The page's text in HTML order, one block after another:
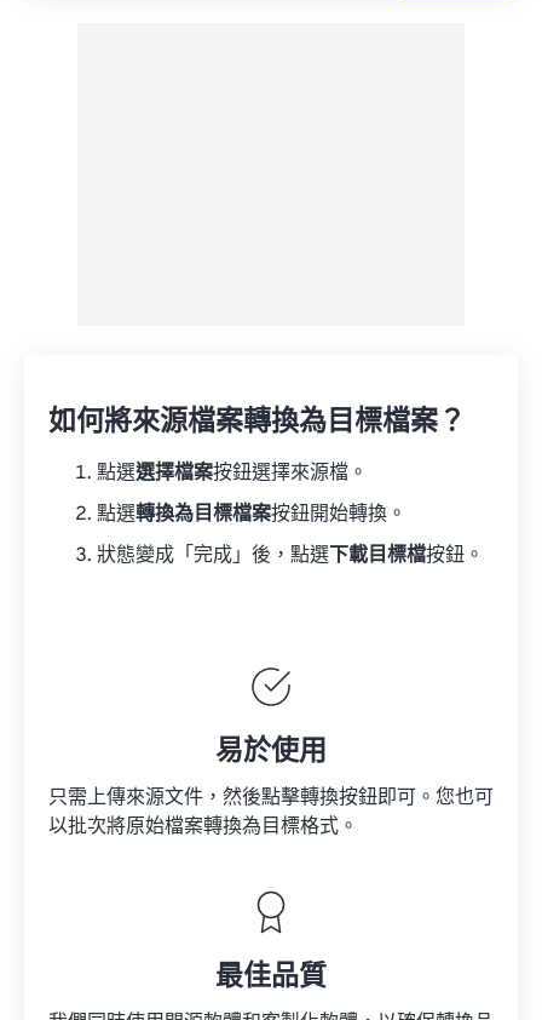
如何將來源檔案轉換為目標檔案？
點選選擇檔案按鈕選擇來源檔。
點選轉換為目標檔案按鈕開始轉換。
狀態變成「完成」後，點選 下載目標檔按鈕。
易於使用
只需上傳來源文件，然後點擊轉換按鈕即可。您也可
以批次將原始檔案轉換為目標格式。
最佳品質